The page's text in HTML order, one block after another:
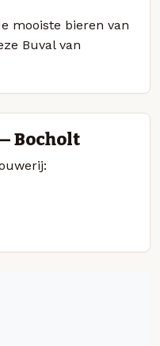
mooiste bieren van
Buval van
Bocholt